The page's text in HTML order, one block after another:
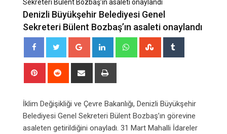
Sekreteri Bülent Bozbaş’ın asaleti onaylandı
Denizli Büyükşehir Belediyesi Genel
Sekreteri Bülent Bozbaş’ın asaleti onaylandı
Google+ LinkedIn WhatsappStumbleUpon
Pinterest Reddit
Share
İklim Değişikliği ve Çevre Bakanlığı, Denizli Büyükşehir
Belediyesi Genel Sekreteri Bülent Bozbaş’ın görevine
asaleten getirildiğini onayladı. 31 Mart Mahalli İdareler